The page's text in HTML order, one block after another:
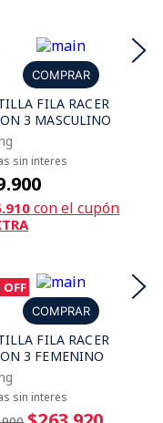
COMPRAR
FILA RACER
3 MASCULINO
sin interes
con el cupón
OFF
COMPRAR
FILA RACER
3 FEMENINO
sin interes